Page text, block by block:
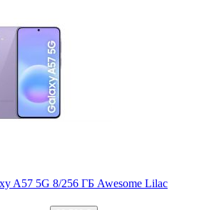
A57 5G 8/256 ГБ Awesome Lilac